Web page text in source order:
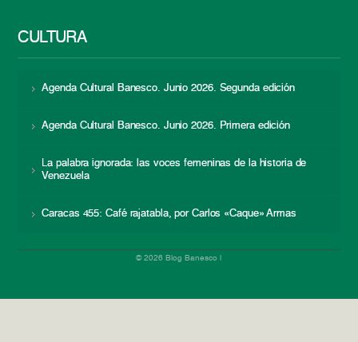
CULTURA
Agenda Cultural Banesco. Junio 2026. Segunda edición
Agenda Cultural Banesco. Junio 2026. Primera edición
La palabra ignorada: las voces femeninas de la historia de
Venezuela
Caracas 455: Café rajatabla, por Carlos «Caque» Armas
© 2026 Blog Banesco |